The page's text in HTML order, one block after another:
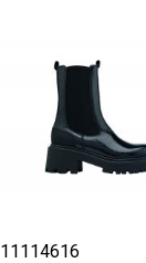
11114616